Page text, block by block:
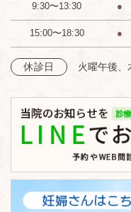
9:30〜13:30 ●
15:00〜18:30 ●
休診日 火曜午後、